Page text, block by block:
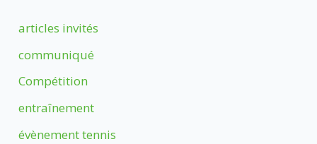
articles invités
communiqué
Compétition
entraînement
évènement tennis